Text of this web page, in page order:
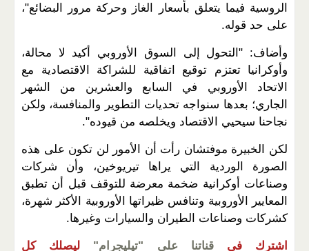
الروسية فيما يتعلق بأسعار الغاز وحركة مرور البضائع"،
على حد قوله.
وأضاف: "التحول إلى السوق الأوروبي أكيد لا محالة،
وأوكرانيا تعتزم توقيع اتفاقية للشراكة الاقتصادية مع
الاتحاد الأوروبي في السابع والعشرين من الشهر
الجاري؛ بعدها سنواجه تحديات التطوير والمنافسة، ولكن
نجاحنا سيحيي الاقتصاد ويخلصه من قيوده".
لكن الخبيرة موفتشان رأت أن الأمور لن تكون على هذه
الصورة الوردية التي يراها تيريوخين، وأن شركات
وصناعات أوكرانية ضخمة معرضة للتوقف قبل أن تطبق
المعايير الأوروبية وتنافس ظيراتها الأوروبية الأكثر شهرة،
كشركات وصناعات الطيران والسيارات وغيرها.
اشترك في قناتنا على "تيليجرام" ليصلك كل